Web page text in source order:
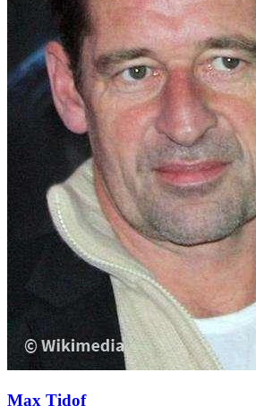
Max Tidof